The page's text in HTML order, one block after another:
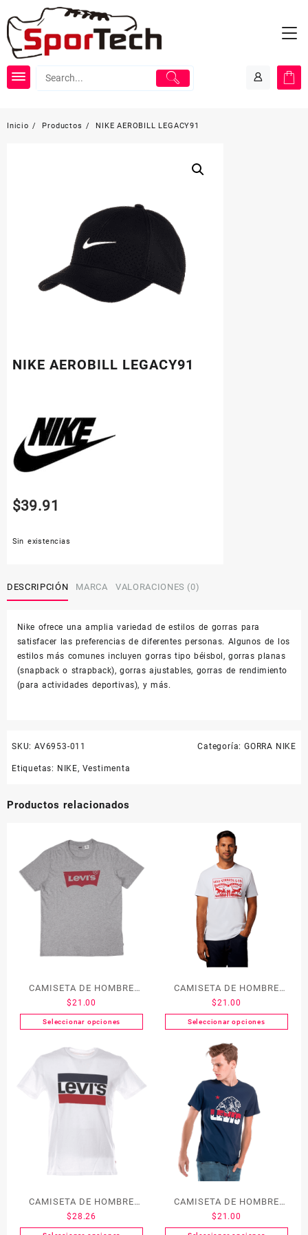
al
contenido
Inicio Productos NIKE AEROBILL LEGACY91
NIKE AEROBILL LEGACY91
$39.91
Sin existencias
DESCRIPCIÓN MARCA VALORACIONES (0)
Nike ofrece una amplia variedad de estilos de gorras para
satisfacer las preferencias de diferentes personas. Algunos de los
estilos más comunes incluyen gorras tipo béisbol, gorras planas
(snapback o strapback), gorras ajustables, gorras de rendimiento
(para actividades deportivas), y más.
SKU: AV6953-011 Categoría: GORRA NIKE
Etiquetas: NIKE, Vestimenta
Productos relacionados
CAMISETA DE HOMBRE
LEVI´S 17783-0200
$21.00
Seleccionar opciones
CAMISETA DE HOMBRE
LEVI´S 22495-0043
$21.00
Seleccionar opciones
CAMISETA DE HOMBRE
LEVI´S 39636-0000
$28.26
CAMISETA DE HOMBRE
LEVI´S 22491-0445
$21.00